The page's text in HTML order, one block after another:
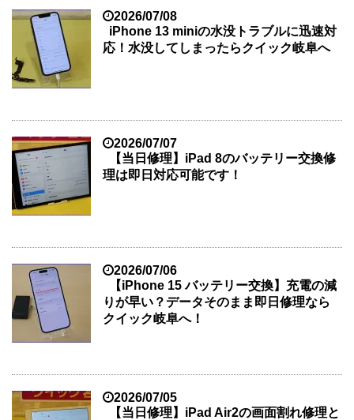
2026/07/08
iPhone 13 miniの水没トラブルに迅速対
応！水没してしまったらクイック岐阜へ
2026/07/07
【当日修理】iPad 8のバッテリー交換修
理は即日対応可能です！
2026/07/06
【iPhone 15 バッテリー交換】充電の減
りが早い？データそのまま即日修理なら
クイック岐阜へ！
2026/07/05
【当日修理】iPad Air2の画面割れ修理と